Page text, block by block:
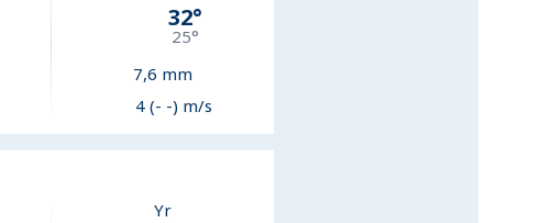
32°
25°
7,6 mm
4 (- -) m/s
Yr